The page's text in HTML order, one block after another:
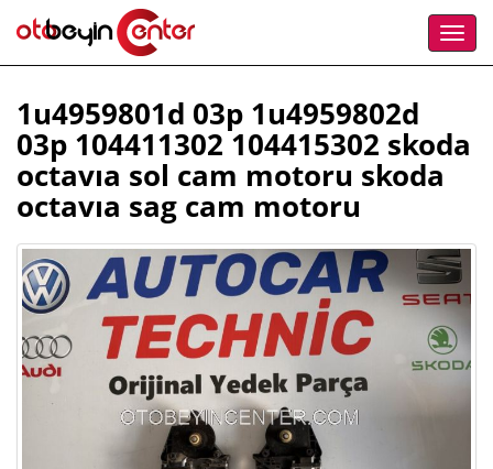
1u4959801d 03p 1u4959802d
03p 104411302 104415302 skoda
octavıa sol cam motoru skoda
octavıa sag cam motoru